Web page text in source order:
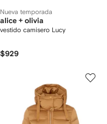
Nueva temporada
alice + olivia
vestido camisero Lucy
$929